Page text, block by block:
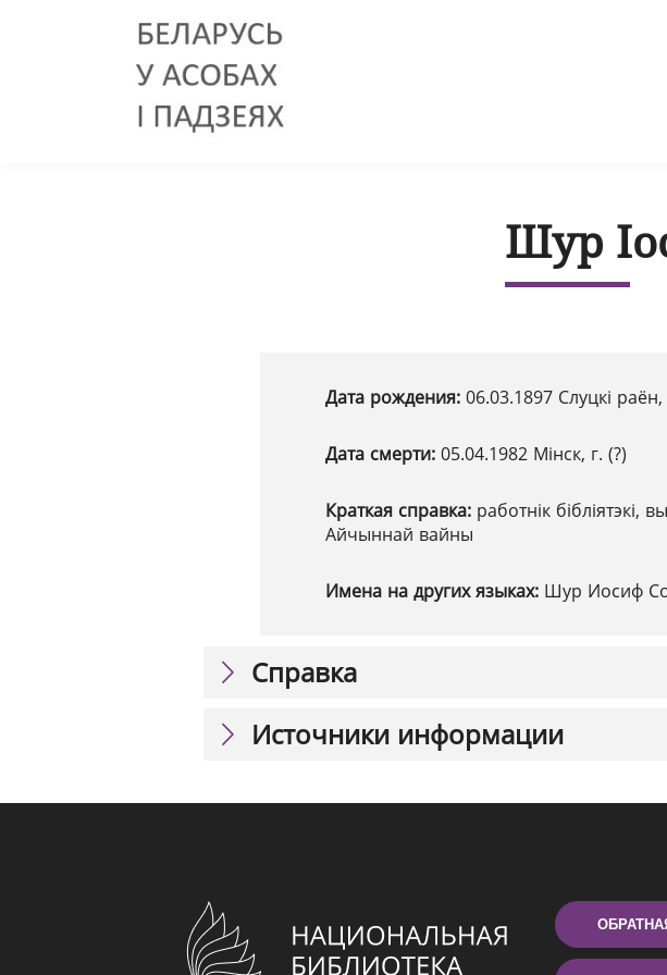
Шур
Дата рождения: 06.03.1897 Слуцкі
Дата смерти: 05.04.1982 Мінск, г. (?)
Краткая справка: работнік бібліятэкі,
Айчыннай вайны
Имена на других языках: Шур Иосиф
Справка
Источники информации